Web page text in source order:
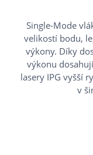
Single-Mode
velikostí bodu,
výkony. Díky
výkonu
lasery IPG vyšší
v